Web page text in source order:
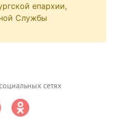
епархии,
Службы
сетях